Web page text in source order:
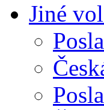
Jiné